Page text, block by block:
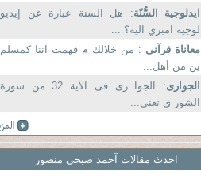
ايدلوجية السُّنّة: هل السنة عبارة عن إيديو
لوجية امبري الية؟ ...
معاناة قرآنى : من خلالك م فهمت اننا كمسلم
ين من أهل...
الجوارى
: الجوا رى فى الآية 32 من سورة
الشور ى تعنى...
احدث مقالات آحمد صبحي منصور